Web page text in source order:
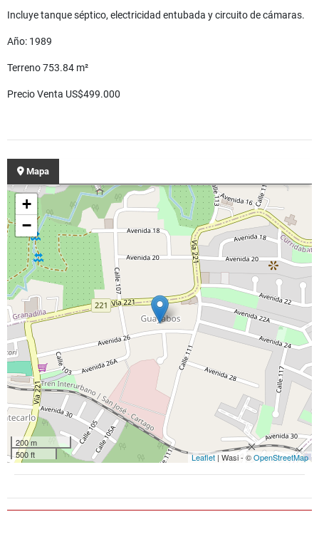
Incluye tanque séptico, electricidad entubada y circuito de cámaras.
Año: 1989
Terreno 753.84 m²
Precio Venta US$499.000
Mapa
+
−
200 m
500 ft
Leaflet| Wasi - ©OpenStreetMap